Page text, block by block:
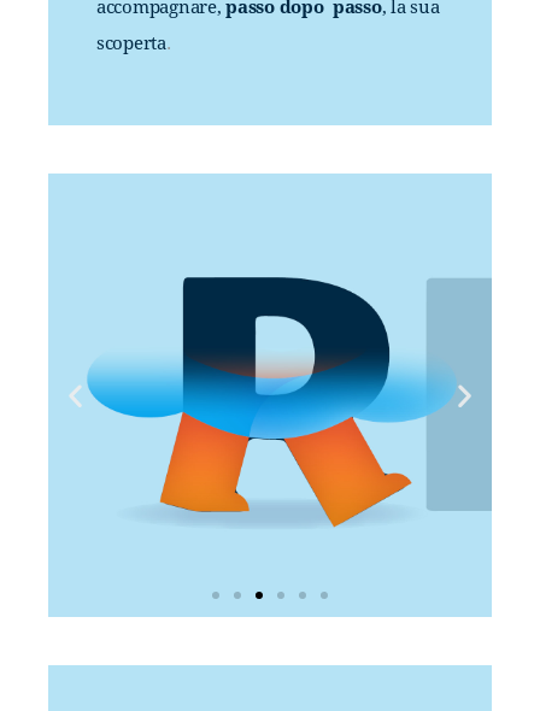
accompagnare,passo dopo passo, la sua
scoperta.